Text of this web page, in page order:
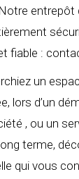
entrepôt
fiable :
un
lors d’un
, ou un
terme,
qui vous